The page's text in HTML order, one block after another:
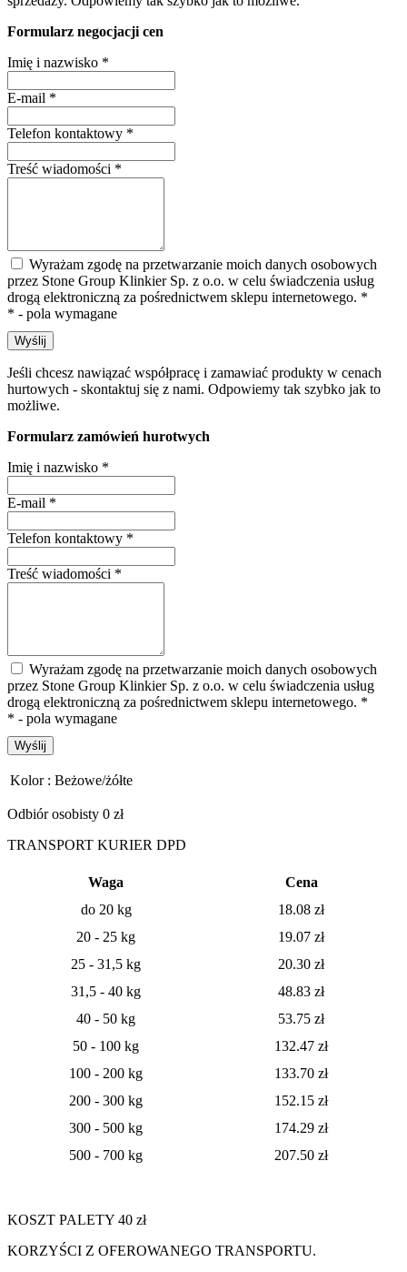
Formularz negocjacji cen
Imię i nazwisko *
E-mail *
Telefon kontaktowy *
Treść wiadomości *
Wyrażam zgodę na przetwarzanie moich danych osobowych
przez Stone Group Klinkier Sp. z o.o. w celu świadczenia usług
drogą elektroniczną za pośrednictwem sklepu internetowego. *
* - pola wymagane
Wyślij
Jeśli chcesz nawiązać współpracę i zamawiać produkty w cenach
hurtowych - skontaktuj się z nami. Odpowiemy tak szybko jak to
możliwe.
Formularz zamówień hurotwych
Imię i nazwisko *
E-mail *
Telefon kontaktowy *
Treść wiadomości *
Wyrażam zgodę na przetwarzanie moich danych osobowych
przez Stone Group Klinkier Sp. z o.o. w celu świadczenia usług
drogą elektroniczną za pośrednictwem sklepu internetowego. *
* - pola wymagane
Wyślij
Kolor : Beżowe/żółte
Odbiór osobisty 0 zł
TRANSPORT KURIER DPD
Waga
Cena
do 20 kg
18.08 zł
20 - 25 kg
19.07 zł
25 - 31,5 kg
20.30 zł
31,5 - 40 kg
48.83 zł
40 - 50 kg
53.75 zł
50 - 100 kg
132.47 zł
100 - 200 kg
133.70 zł
200 - 300 kg
152.15 zł
300 - 500 kg
174.29 zł
500 - 700 kg
207.50 zł
KOSZT PALETY 40 zł
KORZYŚCI Z OFEROWANEGO TRANSPORTU.